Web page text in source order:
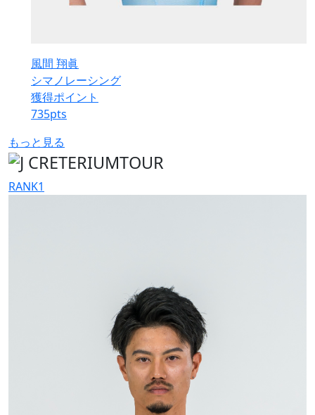
風間 翔眞
シマノレーシング
獲得ポイント
735pts
もっと見る
RANK1